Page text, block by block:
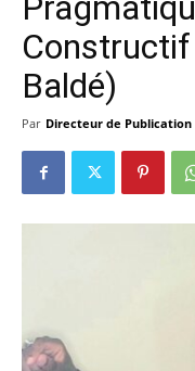
Baldé)
Par Directeur de Publication